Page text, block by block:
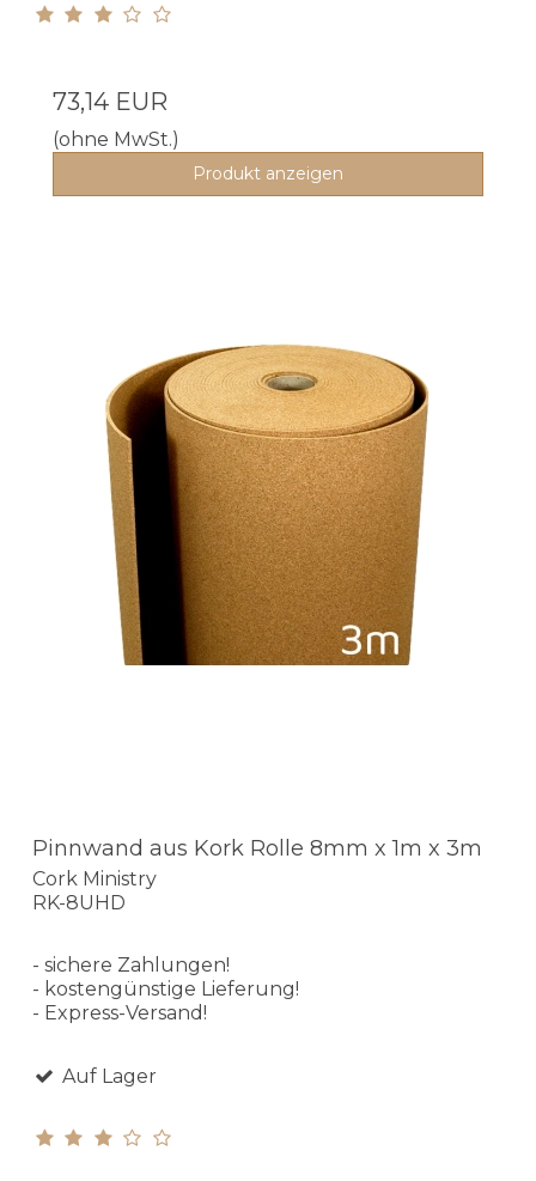
73,14 EUR
(ohne MwSt.)
Produkt anzeigen
Pinnwand aus Kork Rolle 8mm x 1m x 3m
Cork Ministry
RK-8UHD
- sichere Zahlungen!
- kostengünstige Lieferung!
- Express-Versand!
Auf Lager